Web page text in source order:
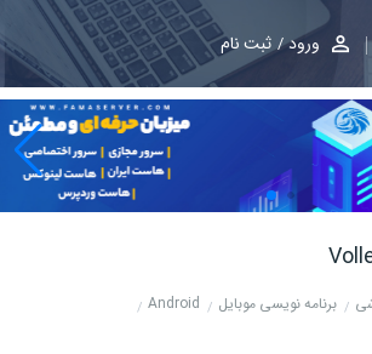
ورود ثبت نام
برنامه نویسی موبایل
Android